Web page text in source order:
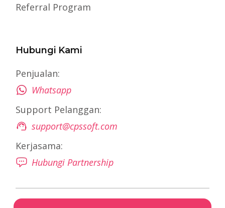
Referral Program
Hubungi Kami
Penjualan:
Whatsapp
Support Pelanggan:
support@cpssoft.com
Kerjasama:
Hubungi Partnership